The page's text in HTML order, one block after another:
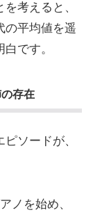
考えると、
の平均値を遥
です。
存在
ソードが、
ノを始め、